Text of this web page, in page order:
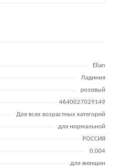
Elian
Ладиния
розовый
4640027029149
Для всех возрастных категорий
для нормальной
РОССИЯ
0.004
для женщин